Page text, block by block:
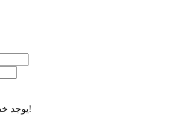
يوجد خطأ في اسم المستخدم أو كلمة المرور!